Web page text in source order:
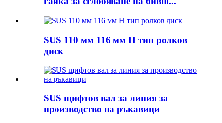
SUS 110 мм 116 мм H тип ролков
диск
SUS щифтов вал за линия за
производство на ръкавици